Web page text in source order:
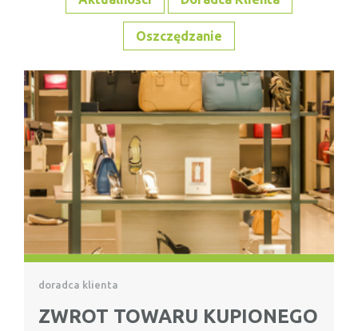
Oszczędzanie
doradca klienta
ZWROT TOWARU KUPIONEGO